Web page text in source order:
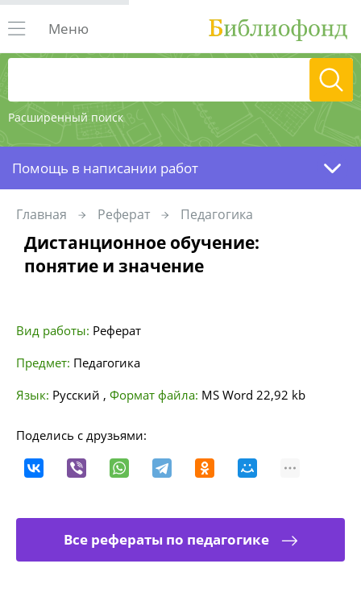
Расширенный поиск
Меню
Помощь в написании работ
Главная Реферат Педагогика
Дистанционное обучение:
понятие и значение
Вид работы: Реферат
Предмет: Педагогика
Язык: Русский , Формат файла: MS Word 22,92 kb
Поделись с друзьями:
Все рефераты по педагогике